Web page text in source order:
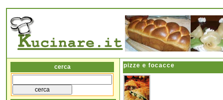
cerca pizze e focacce